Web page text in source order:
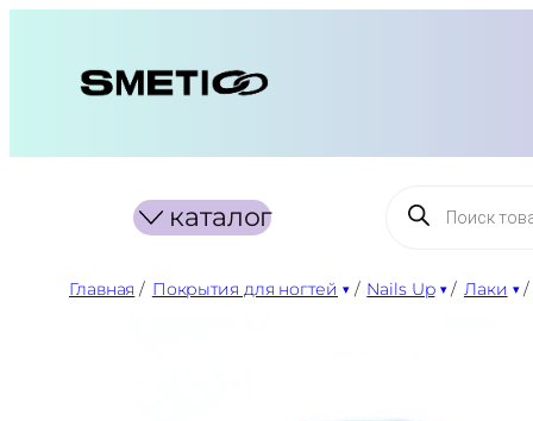
содержимому
каталог
Поиск
товаров
Главная / Покрытия для ногтей / Nails Up / Лаки /